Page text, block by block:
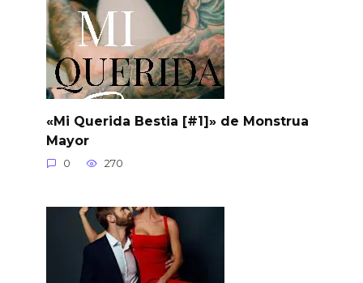
«Mi Querida Bestia [#1]» de Monstrua
Mayor
0 270